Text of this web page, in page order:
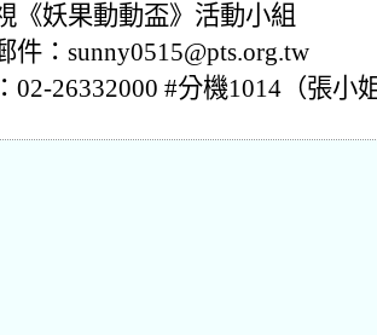
《妖果動動盃》活動小組
件：sunny0515@pts.org.tw
02-26332000 #分機1014（張小姐